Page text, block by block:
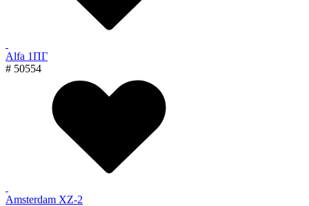
Alfa 1ПГ
# 50554
Amsterdam XZ-2